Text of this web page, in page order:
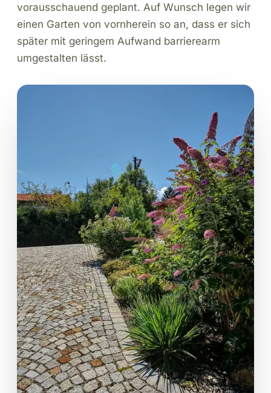
vorausschauend geplant. Auf Wunsch legen wir
einen Garten von vornherein so an, dass er sich
später mit geringem Aufwand barrierearm
umgestalten lässt.